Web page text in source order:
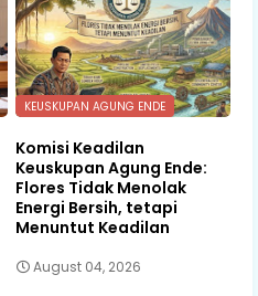
KEUSKUPAN AGUNG ENDE
Komisi Keadilan
Keuskupan Agung Ende:
Flores Tidak Menolak
Energi Bersih, tetapi
Menuntut Keadilan
August 04, 2026